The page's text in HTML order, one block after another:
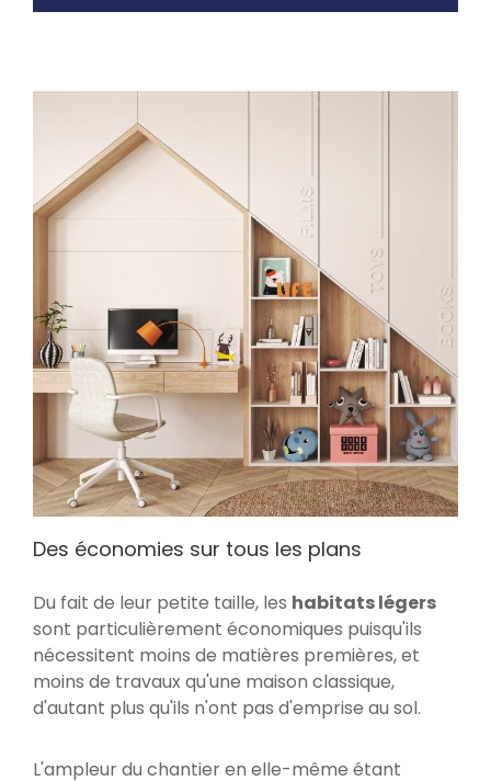
Des économies sur tous les plans
Du fait de leur petite taille, les habitats légers
sont particulièrement économiques puisqu'ils
nécessitent moins de matières premières, et
moins de travaux qu'une maison classique,
d'autant plus qu'ils n'ont pas d'emprise au sol.
L'ampleur du chantier en elle-même étant